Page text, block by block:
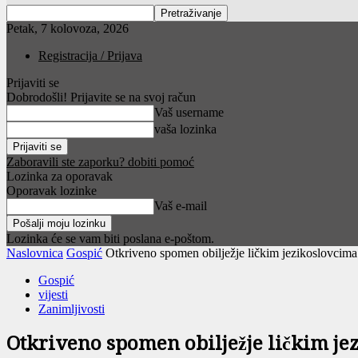
Petak, 7 kolovoza, 2026
Registracija / Prijava
Prijaviti se
Dobrodošli! Prijavite se na svoj račun
Vaš username
vaša lozinka
Zaboravili ste zaporku? dobiti pomoć
Lozinka za oporavak
Oporavak lozinke
Vaš e-mail
Lozinka će se vam biti poslana e-poštom.
Naslovnica Gospić Otkriveno spomen obilježje ličkim jezikoslovcima
Gospić
vijesti
Zanimljivosti
Otkriveno spomen obilježje ličkim